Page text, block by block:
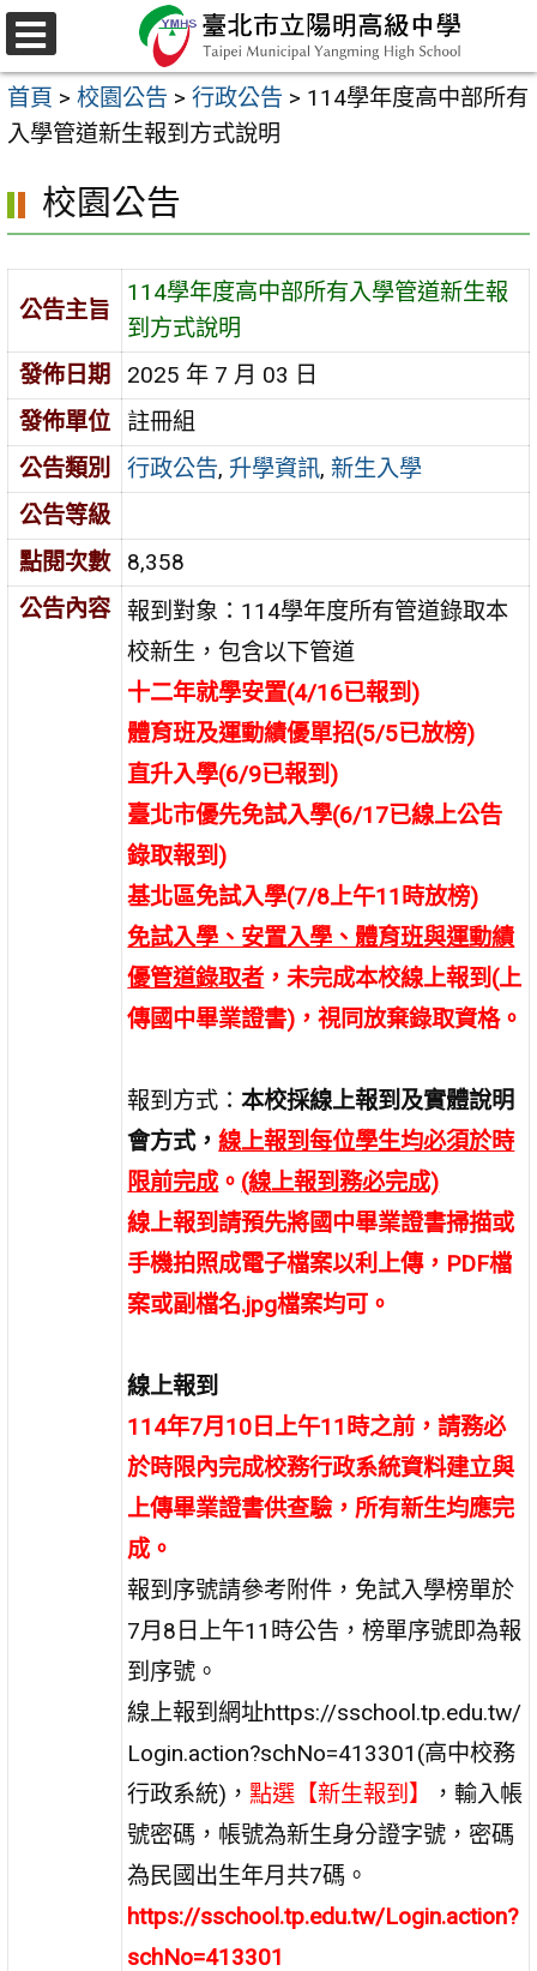
跳
至
主
要
容
區
選
單
首頁 > 校園公告 > 行政公告 > 114學年度高中部所有
入學管道新生報到方式說明
校園公告
公告主旨
114學年度高中部所有入學管道新生報
到方式說明
發佈日期
2025 年 7 月 03 日
發佈單位
註冊組
公告類別
行政公告, 升學資訊,新生入學
公告等級
點閱次數
8,358
公告內容
報到對象：114學年度所有管道錄取本
校新生，包含以下管道
十二年就學安置(4/16已報到)
體育班及運動績優單招(5/5已放榜)
直升入學(6/9已報到)
臺北市優先免試入學(6/17已線上公告
錄取報到)
基北區免試入學(7/8上午11時放榜)
免試入學、安置入學、體育班與運動績
優管道錄取者 ，未完成本校線上報到(上
傳國中畢業證書)，視同放棄錄取資格。
報到方式：本校採線上報到及實體說明
會方式，線上報到每位學生均必須於時
限前完成 。 (線上報到務必完成)
線上報到請預先將國中畢業證書掃描或
手機拍照成電子檔案以利上傳，PDF檔
案或副檔名.jpg檔案均可。
線上報到
114年7月10 日上午11時之前，請務必
於時限內完成校務行政系統資料建立與
上傳畢業證書供查驗，所有新生均應完
成。
報到序號請參考附件，免試入學榜單於
7月8日上午11時公告，榜單序號即為報
到序號。
線上報到網址https://sschool.tp.edu.tw/
Login.action?schNo=413301(高中校務
行政系統)， 點選【新生報到】
，輸入帳
號密碼，帳號為新生身分證字號，密碼
為民國出生年月共7碼。
https://sschool.tp.edu.tw/Login.action?
schNo=413301